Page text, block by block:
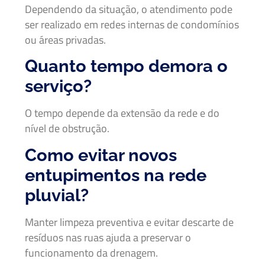
Dependendo da situação, o atendimento pode
ser realizado em redes internas de condomínios
ou áreas privadas.
Quanto tempo demora o
serviço?
O tempo depende da extensão da rede e do
nível de obstrução.
Como evitar novos
entupimentos na rede
pluvial?
Manter limpeza preventiva e evitar descarte de
resíduos nas ruas ajuda a preservar o
funcionamento da drenagem.